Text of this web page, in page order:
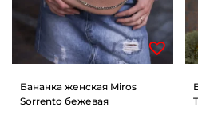
Бананка женская Miros
Sorrento бежевая